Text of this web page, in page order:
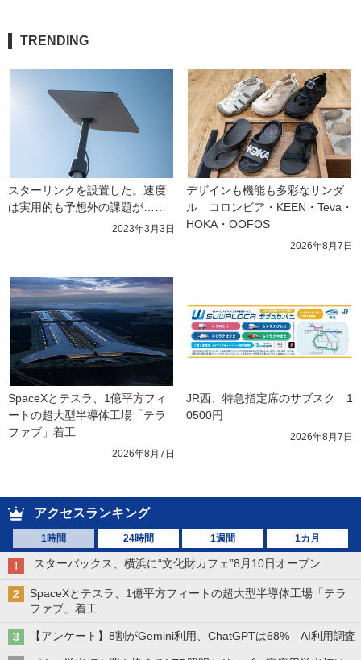
TRENDING
スターリンクを設置した。速度
は実用的も予想外の課題が……
2023年3月3日
デザインも機能も多彩なサンダ
ル　コロンビア・KEEN・Teva・
HOKA・OOFOS
2026年8月7日
SpaceXとテスラ、1億平方フィ
ートの超大型半導体工場「テラ
ファブ」着工
2026年8月7日
JR西、特急指定席のサブスク　1
0500円
2026年8月7日
アクセスランキング
1時間 24時間 1週間 1カ月
スターバックス、横浜に“文化財カフェ”8月10日オープン
SpaceXとテスラ、1億平方フィートの超大型半導体工場「テラ
ファブ」着工
【アンケート】8割がGemini利用、ChatGPTは68% AI利用調査